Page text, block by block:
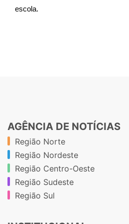
escola.
AGÊNCIA DE NOTÍCIAS
Região Norte
Região Nordeste
Região Centro-Oeste
Região Sudeste
Região Sul